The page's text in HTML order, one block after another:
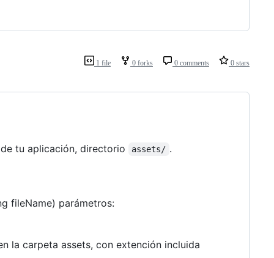
1 file 0 forks 0 comments 0 stars
tu aplicación, directorio
assets/ .
fileName) parámetros:
la carpeta assets, con extención incluida